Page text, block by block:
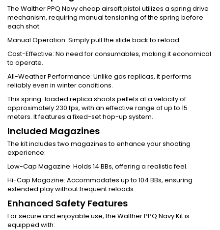
The Walther PPQ Navy cheap airsoft pistol utilizes a spring drive
mechanism, requiring manual tensioning of the spring before
each shot:
Manual Operation: Simply pull the slide back to reload
Cost-Effective: No need for consumables, making it economical
to operate.
All-Weather Performance: Unlike gas replicas, it performs
reliably even in winter conditions.
This spring-loaded replica shoots pellets at a velocity of
approximately 230 fps, with an effective range of up to 15
meters. It features a fixed-set hop-up system.
Included Magazines
The kit includes two magazines to enhance your shooting
experience:
Low-Cap Magazine: Holds 14 BBs, offering a realistic feel.
Hi-Cap Magazine: Accommodates up to 104 BBs, ensuring
extended play without frequent reloads.
Enhanced Safety Features
For secure and enjoyable use, the Walther PPQ Navy Kit is
equipped with: